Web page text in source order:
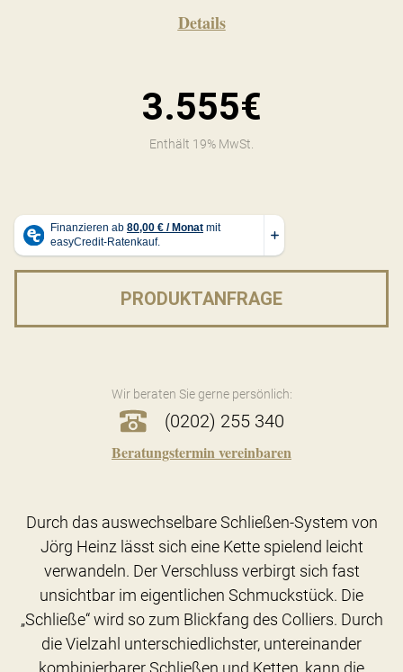
Details
3.555€
Enthält 19% MwSt.
PRODUKTANFRAGE
Wir beraten Sie gerne persönlich:
(0202) 255 340
Beratungstermin vereinbaren
Durch das auswechselbare Schließen-System von
Jörg Heinz lässt sich eine Kette spielend leicht
verwandeln. Der Verschluss verbirgt sich fast
unsichtbar im eigentlichen Schmuckstück. Die
„Schließe“ wird so zum Blickfang des Colliers. Durch
die Vielzahl unterschiedlichster, untereinander
kombinierbarer Schließen und Ketten, kann die